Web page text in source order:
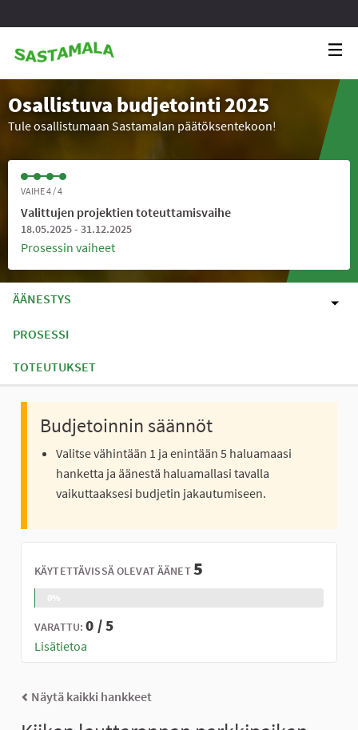
Osallistuva budjetointi 2025
Tule osallistumaan Sastamalan päätöksentekoon!
VAIHE 4 / 4
Valittujen projektien toteuttamisvaihe
18.05.2025 - 31.12.2025
Prosessin vaiheet
ÄÄNESTYS
PROSESSI
TOTEUTUKSET
Budjetoinnin säännöt
Valitse vähintään 1 ja enintään 5 haluamaasi
hanketta ja äänestä haluamallasi tavalla
vaikuttaaksesi budjetin jakautumiseen.
KÄYTETTÄVISSÄ OLEVAT ÄÄNET5
VARATTU:0 / 5
Lisätietoa
Näytä kaikki hankkeet